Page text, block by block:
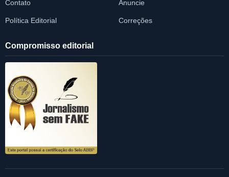
Contato Anuncie
Política Editorial Correções
Compromisso editorial